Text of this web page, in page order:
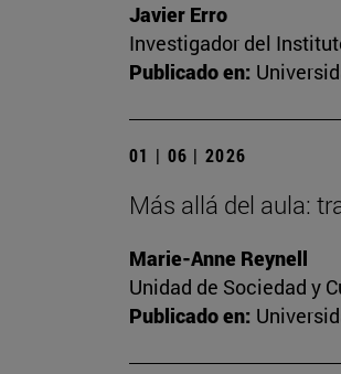
Javier Erro
Investigador del
Publicado en:
01 | 06 | 2026
Más allá del aula:
Marie-Anne Reynell
Unidad de Sociedad y
Publicado en: